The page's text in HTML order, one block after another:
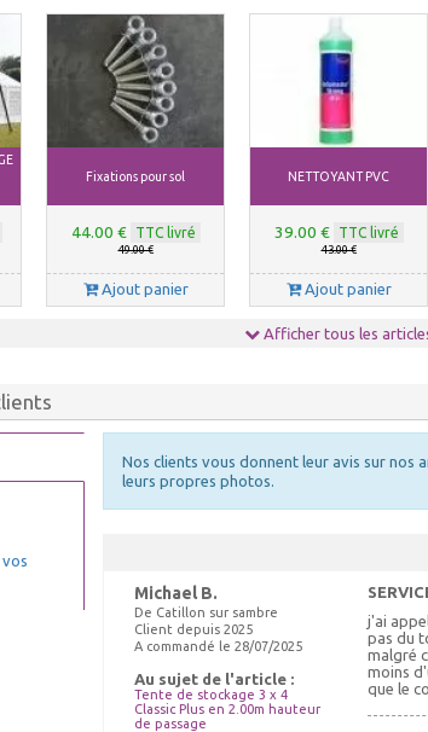
Fixations pour sol
44.00 € TTC livré
49.00 €
Ajout panier
NETTOYANT PVC
39.00 € TTC livré
43.00 €
Ajout panier
Afficher tous les
Nos clients vous donnent leur avis sur
leurs propres photos.
Michael B.
De Catillon sur sambre
Client depuis 2025
A commandé le 28/07/2025
Au sujet de l'article :
Tente de stockage 3 x 4
Classic Plus en 2.00m hauteur
de passage
j'ai
pas du
malgré
moins
que le